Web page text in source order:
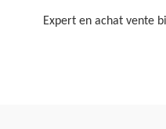
Expert en achat vente